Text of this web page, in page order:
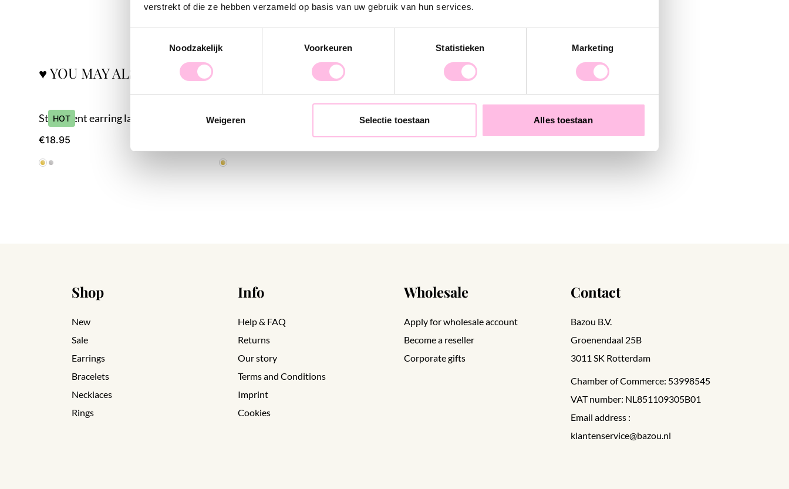
verstrekt of die ze hebben verzameld op basis van uw gebruik van hun services.
Noodzakelijk
Voorkeuren Statistieken Marketing
Weigeren Selectie toestaan Alles toestaan
♥ YOU MAY ALSO LOVE...
HOT Statement earring large oval ring - gold
€18.95
HOT
Statement earring 2 flowers
Shop
New
Sale
Earrings
Bracelets
Necklaces
Rings
Info
Help & FAQ
Returns
Our story
Terms and Conditions
Imprint
Cookies
Wholesale
Apply for wholesale account
Become a reseller
Corporate gifts
Contact
Bazou B.V.
Groenendaal 25B
3011 SK Rotterdam
Chamber of Commerce: 53998545
VAT number: NL851109305B01
Email address :
klantenservice@bazou.nl